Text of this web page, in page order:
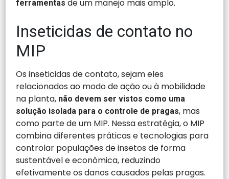
ferramentas de um manejo mais amplo.
Inseticidas de contato no
MIP
Os inseticidas de contato, sejam eles
relacionados ao modo de ação ou à mobilidade
na planta, não devem ser vistos como uma
solução isolada para o controle de pragas, mas
como parte de um MIP. Nessa estratégia, o MIP
combina diferentes práticas e tecnologias para
controlar populações de insetos de forma
sustentável e econômica, reduzindo
efetivamente os danos causados pelas pragas.